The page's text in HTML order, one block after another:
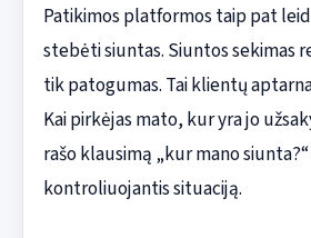
Patikimos platformos taip pat
stebėti siuntas. Siuntos sekimas
tik patogumas. Tai klientų
Kai pirkėjas mato, kur yra jo
rašo klausimą „kur mano
kontroliuojantis situaciją.